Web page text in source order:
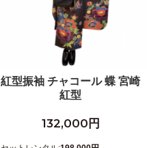
紅型振袖 チャコール 蝶 宮崎
紅型
132,000円